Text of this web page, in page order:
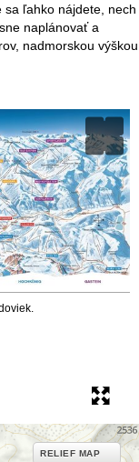
ľahko nájdete, nech
naplánovať a
nadmorskou výškou
RELIEF MAP